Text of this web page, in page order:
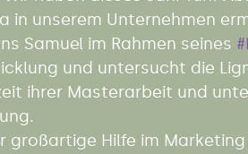
in unserem Unternehmen
Samuel im Rahmen seines
und untersucht die
ihrer Masterarbeit und
großartige Hilfe im